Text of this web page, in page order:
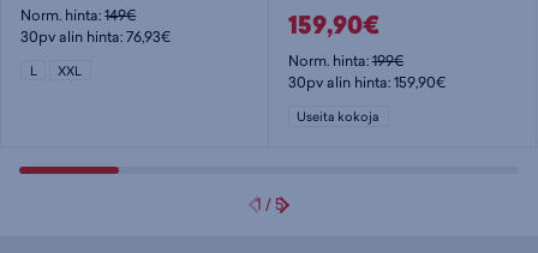
Norm. hinta:149€
30pv alin hinta: 76,93€
L XXL
159,90€
Norm. hinta:199€
30pv alin hinta: 159,90€
Useita kokoja
1 /5